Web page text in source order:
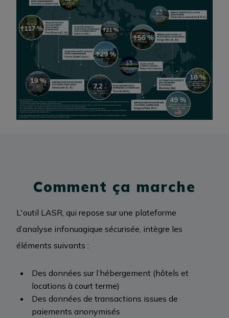
Comment ça marche
L'outil LASR, qui repose sur une plateforme
d’analyse infonuagique sécurisée, intègre les
éléments suivants :
Des données sur l’hébergement (hôtels et
locations à court terme)
Des données de transactions issues de
paiements anonymisés